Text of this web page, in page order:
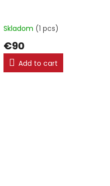
Skladom (1 pcs)
€90
Add to cart